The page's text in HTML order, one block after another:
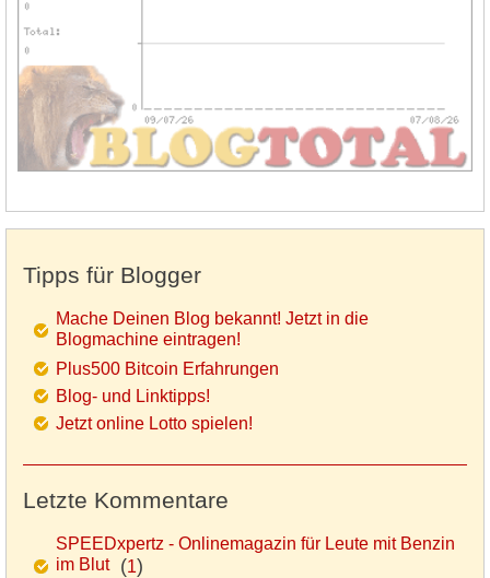
Tipps für Blogger
Mache Deinen Blog bekannt! Jetzt in die
Blogmachine eintragen!
Plus500 Bitcoin Erfahrungen
Blog- und Linktipps!
Jetzt online Lotto spielen!
Letzte Kommentare
SPEEDxpertz - Onlinemagazin für Leute mit Benzin
im Blut(1)